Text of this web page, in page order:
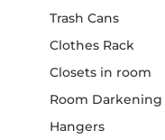
Trash Cans
Clothes Rack
Closets in room
Room Darkening
Hangers